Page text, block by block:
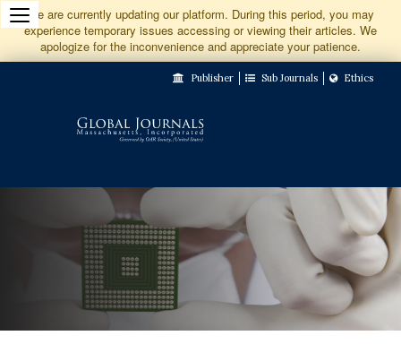
Jump
to
Content
We are currently updating our platform. During this period, you may
experience temporary issues accessing or viewing their articles. We
apologize for the inconvenience and appreciate your patience.
Publisher Sub Journals Ethics